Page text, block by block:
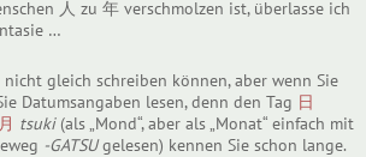
人 zu 年 verschmolzen ist, überlasse ich
…
nicht gleich schreiben können, aber wenn Sie
Datumsangaben lesen, denn den Tag 日
月 tsuki(als „Mond“, aber als „Monat“ einfach mit
-GATSUgelesen) kennen Sie schon lange.